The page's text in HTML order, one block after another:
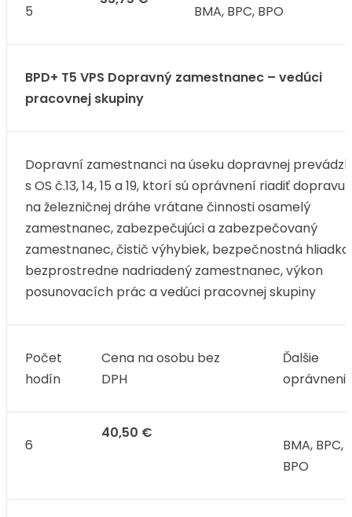
5 BMA, BPC, BPO
BPD+ T5 VPS Dopravný zamestnanec – vedúci
pracovnej skupiny
Dopravní zamestnanci na úseku dopravnej
s OS č.13, 14, 15 a 19, ktorí sú oprávnení riadiť dopravu
na železničnej dráhe vrátane činnosti osamelý
zamestnanec, zabezpečujúci a zabezpečovaný
zamestnanec, čistič výhybiek, bezpečnostná hliadka,
bezprostredne nadriadený zamestnanec, výkon
posunovacích prác a vedúci pracovnej skupiny
Počet
hodín
Cena na osobu bez
DPH
Ďalšie
6
40,50 €
BMA, BPC,
BPO